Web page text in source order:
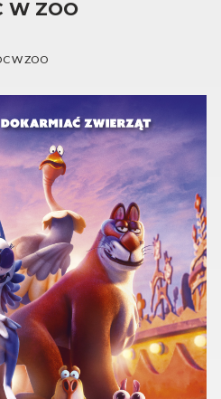
W ZOO
W ZOO